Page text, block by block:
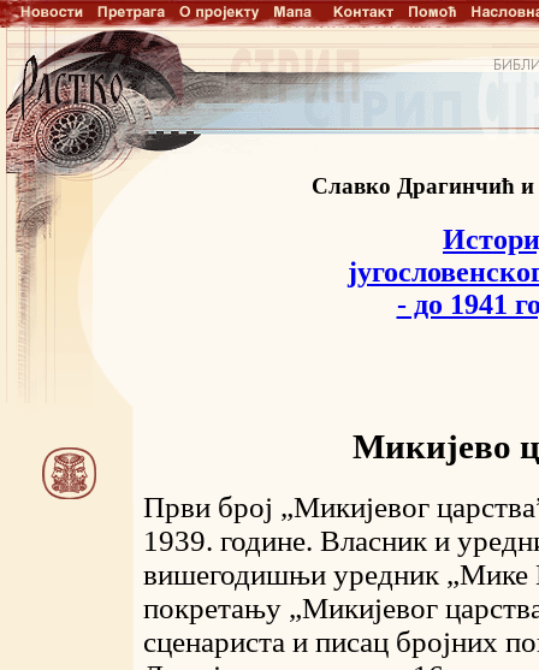
Славко Драгинчић и
- до 1941
Микијево
Први број „Микијевог
1939. године. Власник и
вишегодишњи уредник „Мике
покретању „Микијевог
сценариста и писац бројних